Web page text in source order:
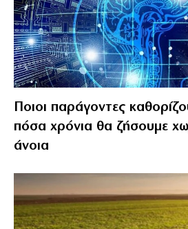
Ποιοι παράγοντες
πόσα χρόνια θα ζήσουμε
άνοια